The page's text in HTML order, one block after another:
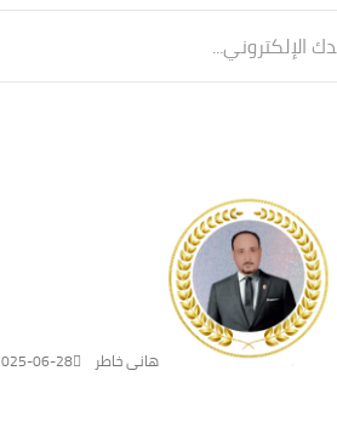
هانى خاطر 06-28